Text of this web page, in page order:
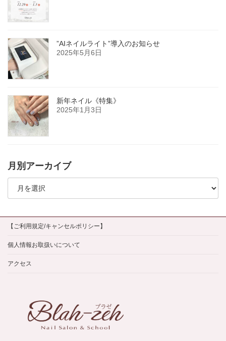
”AIネイルライト”導入のお知らせ
2025年5月6日
新年ネイル《特集》
2025年1月3日
月別アーカイブ
月
イ
ブ
【ご利用規定/キャンセルポリシー】
個人情報お取扱いについて
アクセス